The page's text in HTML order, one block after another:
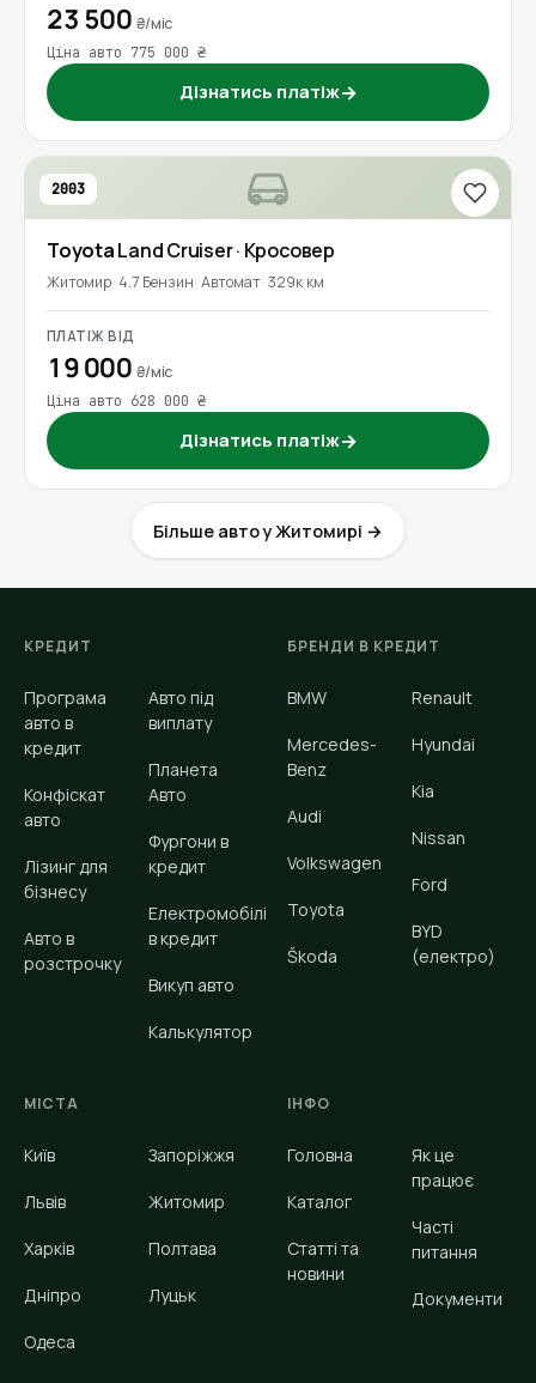
23 500 ₴/міс
Ціна авто 775 000 ₴
Дізнатись платіж→
2003
ToyotaLand Cruiser· Кросовер
Житомир 4.7 Бензин Автомат 329к км
ПЛАТІЖ ВІД
19 000 ₴/міс
Ціна авто 628 000 ₴
Дізнатись платіж→
Більше авто у Житомирі →
КРЕДИТ
Програма
авто в
кредит
Конфіскат
авто
Лізинг для
бізнесу
Авто в
розстрочку
Авто під
виплату
Планета
Авто
Фургони в
кредит
Електромобілі
в кредит
Викуп авто
Калькулятор
БРЕНДИ В КРЕДИТ
BMW
Mercedes-
Benz
Audi
Volkswagen
Toyota
Škoda
Renault
Hyundai
Kia
Nissan
Ford
BYD
(електро)
МІСТА
Київ
Львів
Харків
Дніпро
Одеса
Запоріжжя
Житомир
Полтава
Луцьк
ІНФО
Головна
Каталог
Статті та
новини
Як це
працює
Часті
питання
Документи